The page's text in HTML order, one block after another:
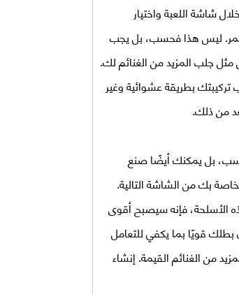
شاشة اللعبة واختيار
ليس هذا فحسب، بل يجب
جلب المزيد من الغنائم لك.
بطريقة عشوائية وغير
من ذلك.
بل يمكنك أيضًا صنع
بك من الشاشة التالية.
الأسلحة، فإنه سيصبح أقوى
قويًا بما يكفي للتعامل
من الغنائم القيمة. إنشاء